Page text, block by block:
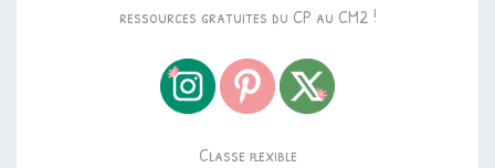
ressources gratuites du CP au CM2 !
Classe flexible